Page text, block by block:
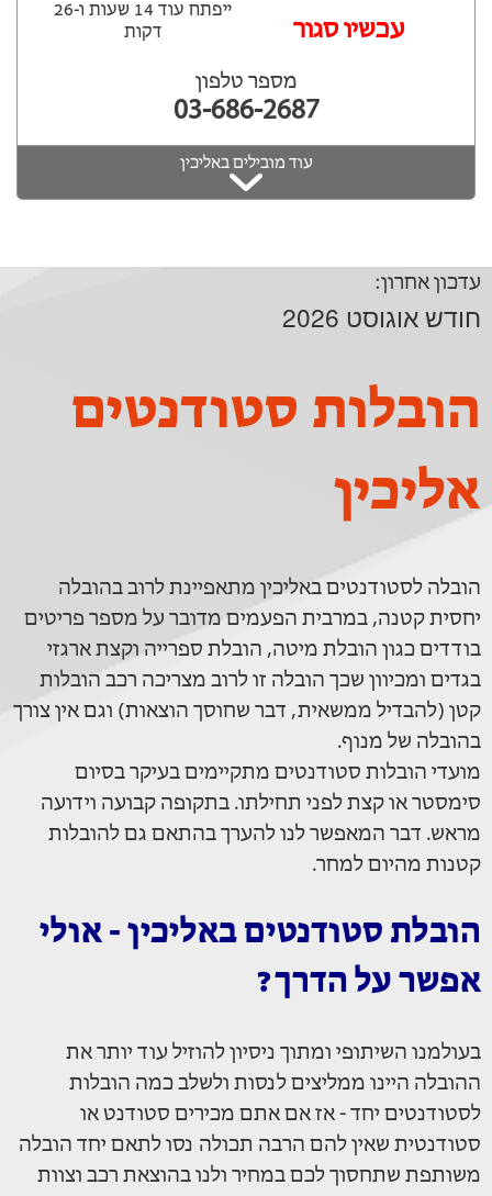
עכשיו סגור
ייפתח עוד 14 שעות ‫ו-26
דקות
מספר טלפון
03-686-2687
עוד מובילים באליכין
עדכון אחרון:
חודש אוגוסט 2026
הובלות סטודנטים
אליכין
הובלה לסטודנטים באליכין מתאפיינת לרוב בהובלה
יחסית קטנה, במרבית הפעמים מדובר על מספר פריטים
בודדים כגון הובלת מיטה, הובלת ספרייה וקצת ארגזי
בגדים ומכיוון שכך הובלה זו לרוב מצריכה רכב הובלות
קטן (להבדיל ממשאית, דבר שחוסך הוצאות) וגם אין צורך
בהובלה של מנוף.
מועדי הובלות סטודנטים מתקיימים בעיקר בסיום
סימסטר או קצת לפני תחילתו. בתקופה קבועה וידועה
מראש. דבר המאפשר לנו להערך בהתאם גם להובלות
קטנות מהיום למחר.
הובלת סטודנטים באליכין - אולי
אפשר על הדרך?
בעולמנו השיתופי ומתוך ניסיון להוזיל עוד יותר את
ההובלה היינו ממליצים לנסות ולשלב כמה הובלות
לסטודנטים יחד - אז אם אתם מכירים סטודנט או
סטודנטית שאין להם הרבה תכולה נסו לתאם יחד הובלה
משותפת שתחסוך לכם במחיר ולנו בהוצאת רכב וצוות